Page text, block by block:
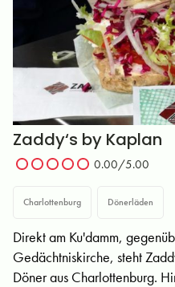
Zaddy‘s by Kaplan
0.00/5.00
Charlottenburg Dönerläden
Direkt am Ku'damm,
Gedächtniskirche, steht
Döner aus Charlottenburg.